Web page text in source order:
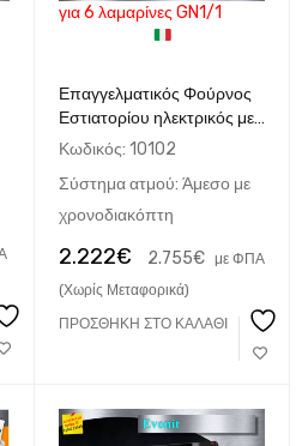
για 6 λαμαρίνες GN1/1
Επαγγελματικός Φούρνος
Εστιατορίου ηλεκτρικός με
αέρα αναλογικός Staven
Κωδικός: 10102
Σύστημα ατμού: Άμεσο με
χρονοδιακόπτη
2.222€ 2.755€
με ΦΠΑ
(Χωρίς Μεταφορικά)
ΠΡΟΣΘΉΚΗ ΣΤΟ ΚΑΛΆΘΙ